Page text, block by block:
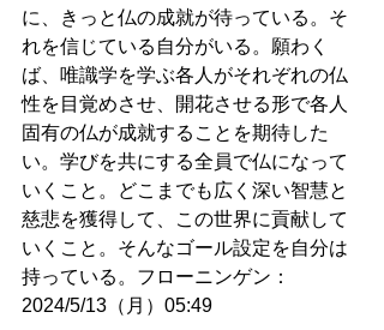
に、きっと仏の成就が待っている。そ
れを信じている自分がいる。願わく
ば、唯識学を学ぶ各人がそれぞれの仏
性を目覚めさせ、開花させる形で各人
固有の仏が成就することを期待した
い。学びを共にする全員で仏になって
いくこと。どこまでも広く深い智慧と
慈悲を獲得して、この世界に貢献して
いくこと。そんなゴール設定を自分は
持っている。フローニンゲン：
2024/5/13（月）05:49